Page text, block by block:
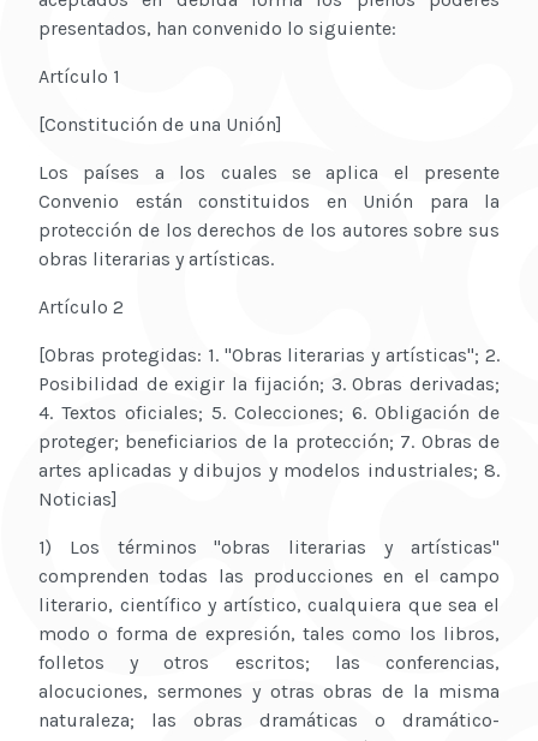
presentados, han convenido lo siguiente:
Artículo 1
[Constitución de una Unión]
Los países a los cuales se aplica el presente
Convenio están constituidos en Unión para la
protección de los derechos de los autores sobre sus
obras literarias y artísticas.
Artículo 2
[Obras protegidas: 1. "Obras literarias y artísticas"; 2.
Posibilidad de exigir la fijación; 3. Obras derivadas;
4. Textos oficiales; 5. Colecciones; 6. Obligación de
proteger; beneficiarios de la protección; 7. Obras de
artes aplicadas y dibujos y modelos industriales; 8.
Noticias]
1) Los términos "obras literarias y artísticas"
comprenden todas las producciones en el campo
literario, científico y artístico, cualquiera que sea el
modo o forma de expresión, tales como los libros,
folletos y otros escritos; las conferencias,
alocuciones, sermones y otras obras de la misma
naturaleza; las obras dramáticas o dramático-